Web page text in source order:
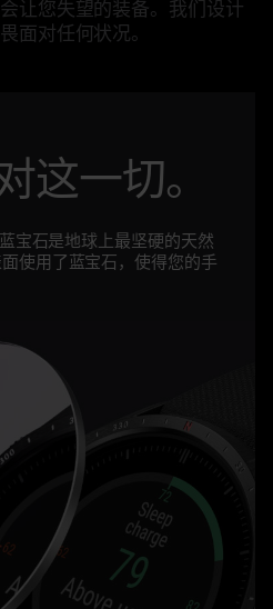
让您失望的装备。我们设计
面对任何状况。
这一切。
宝石是地球上最坚硬的天然
使用了蓝宝石，使得您的手